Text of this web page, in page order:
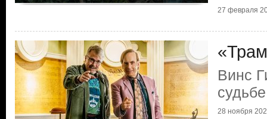
27 февраля
Винс
28 ноября